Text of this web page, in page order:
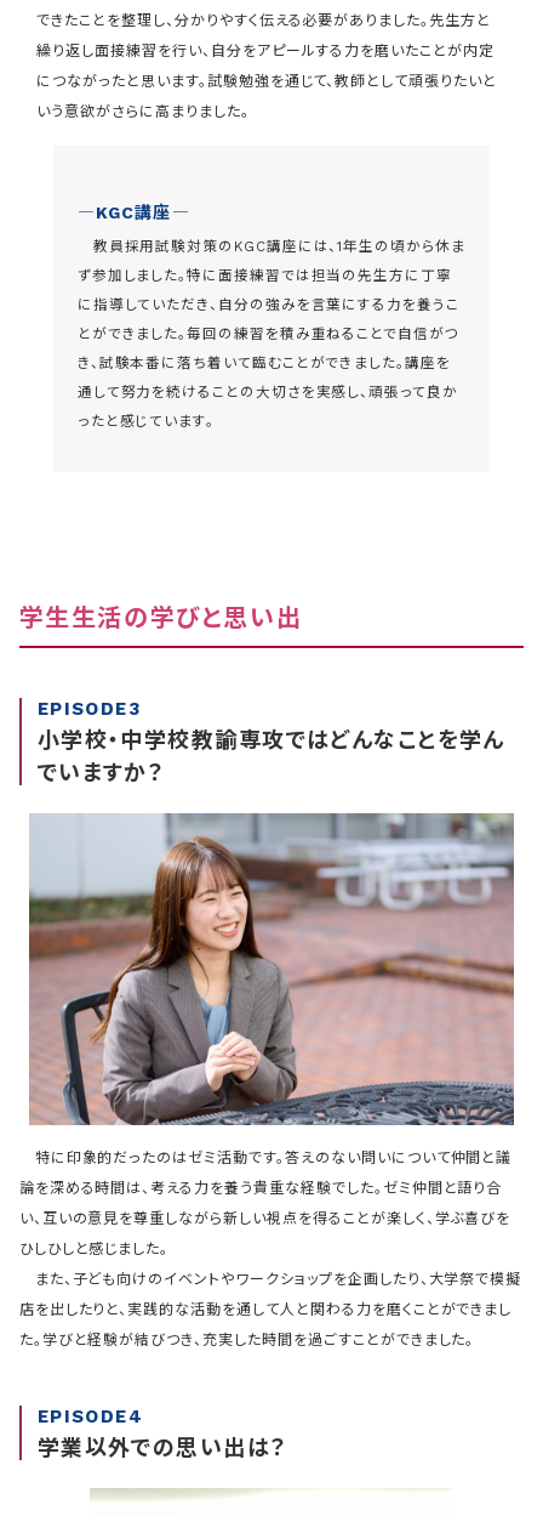
できたことを整理し、分かりやすく伝える必要がありました。先生方と
繰り返し面接練習を行い、自分をアピールする力を磨いたことが内定
につながったと思います。試験勉強を通じて、教師として頑張りたいと
いう意欲がさらに高まりました。
―KGC講座―
教員採用試験対策のKGC講座には、1年生の頃から休ま
ず参加しました。特に面接練習では担当の先生方に丁寧
に指導していただき、自分の強みを言葉にする力を養うこ
とができました。毎回の練習を積み重ねることで自信がつ
き、試験本番に落ち着いて臨むことができました。講座を
通して努力を続けることの大切さを実感し、頑張って良か
ったと感じています。
学生生活の学びと思い出
EPISODE3
小学校・中学校教諭専攻ではどんなことを学ん
でいますか？
特に印象的だったのはゼミ活動です。答えのない問いについて仲間と議
論を深める時間は、考える力を養う貴重な経験でした。ゼミ仲間と語り合
い、互いの意見を尊重しながら新しい視点を得ることが楽しく、学ぶ喜びを
ひしひしと感じました。
また、子ども向けのイベントやワークショップを企画したり、大学祭で模擬
店を出したりと、実践的な活動を通して人と関わる力を磨くことができまし
た。学びと経験が結びつき、充実した時間を過ごすことができました。
EPISODE4
学業以外での思い出は？